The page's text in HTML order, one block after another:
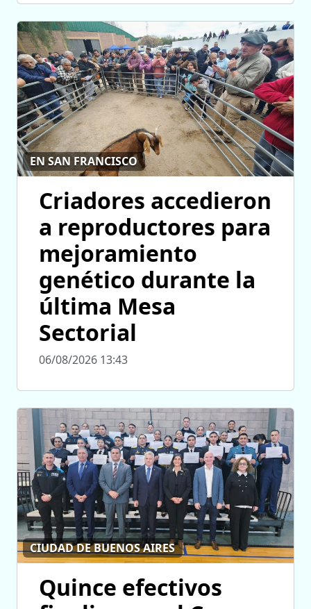
EN SAN FRANCISCO
Criadores accedieron
a reproductores para
mejoramiento
genético durante la
última Mesa
Sectorial
06/08/2026 13:43
CIUDAD DE BUENOS AIRES
Quince efectivos